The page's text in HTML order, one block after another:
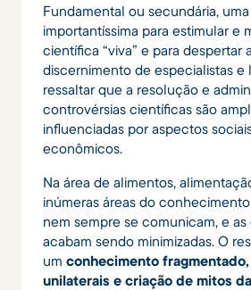
Fundamental ou secundária,
importantíssima para estimular e
científica “viva” e para despertar
discernimento de especialistas e
ressaltar que a resolução e
controvérsias científicas são
influenciadas por aspectos
econômicos.
Na área de alimentos,
inúmeras áreas do
nem sempre se comunicam, e
acabam sendo minimizadas. O
um conhecimento
unilaterais e criação de mitos